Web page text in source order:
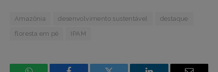
Amazônia desenvolvimento sustentável destaque
floresta em pé IPAM